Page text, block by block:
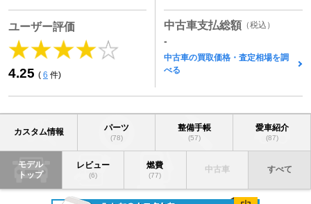
ユーザー評価
4.25 ( 6 件)
中古車支払総額 （税込）
-
中古車の買取価格・査定相場を調
べる
カスタム情報 パーツ
(78)
整備手帳
(57)
愛車紹介
(87)
モデル
トップ
レビュー
(6)
燃費
(77)
中古車 すべて